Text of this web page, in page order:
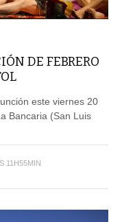
DE FEBRERO
este viernes 20
Bancaria (San Luis
11H55MIN